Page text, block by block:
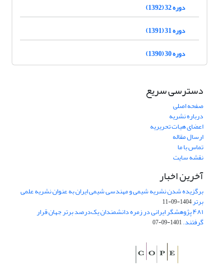
دوره 32 (1392)
دوره 31 (1391)
دوره 30 (1390)
دسترسی سریع
صفحه اصلی
درباره نشریه
اعضای هیات تحریریه
ارسال مقاله
تماس با ما
نقشه سایت
آخرین اخبار
برگزیده شدن نشریه شیمی و مهندسی شیمی ایران به عنوان نشریه علمی
برتر1404-09-11
۴۸۱ پژوهشگر ایرانی در زمره دانشمندان یک‌درصد برتر جهان قرار
گرفتند.1401-09-07